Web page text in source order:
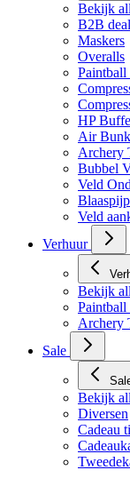
Bekijk
B2B
Maskers
Overalls
Paintball
HP
Air
Archery
Bubbel
Veld
Veld
Verhuur
Bekijk
Paintball
Archery
Sale
Bekijk
Diversen
Cadeau